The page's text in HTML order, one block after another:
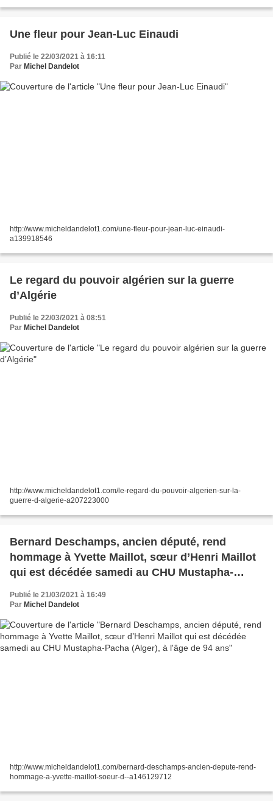
Une fleur pour Jean-Luc Einaudi
Publié le 22/03/2021 à 16:11
Par Michel Dandelot
http://www.micheldandelot1.com/une-fleur-pour-jean-luc-einaudi-
a139918546
Le regard du pouvoir algérien sur la guerre
d’Algérie
Publié le 22/03/2021 à 08:51
Par Michel Dandelot
http://www.micheldandelot1.com/le-regard-du-pouvoir-algerien-sur-la-
guerre-d-algerie-a207223000
Bernard Deschamps, ancien député, rend
hommage à Yvette Maillot, sœur d’Henri Maillot
qui est décédée samedi au CHU Mustapha-
Publié le 21/03/2021 à 16:49
Par Michel Dandelot
http://www.micheldandelot1.com/bernard-deschamps-ancien-depute-rend-
hommage-a-yvette-maillot-soeur-d--a146129712